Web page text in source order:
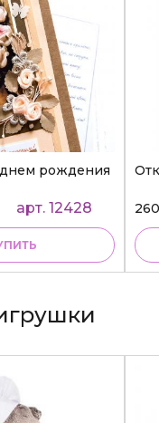
рождения
арт. 12428 260